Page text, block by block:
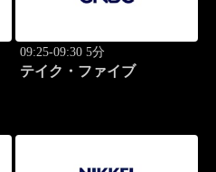
09:25-09:30 5分
テイク・ファイブ